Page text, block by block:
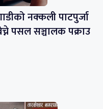
नक्कली पाटपुर्जा
पसल सञ्चालक पक्राउ